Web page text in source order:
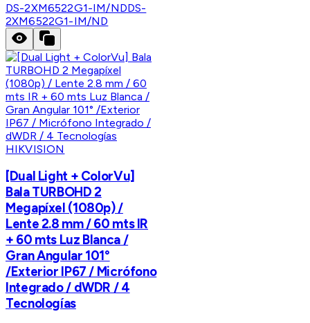
DS-2XM6522G1-IM/NDDS-
2XM6522G1-IM/ND
HIKVISION
[Dual Light + ColorVu]
Bala TURBOHD 2
Megapíxel (1080p) /
Lente 2.8 mm / 60 mts IR
+ 60 mts Luz Blanca /
Gran Angular 101°
/Exterior IP67 / Micrófono
Integrado / dWDR / 4
Tecnologías